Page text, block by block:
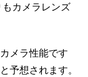
カメラレンズ
メラ性能です
予想されます。